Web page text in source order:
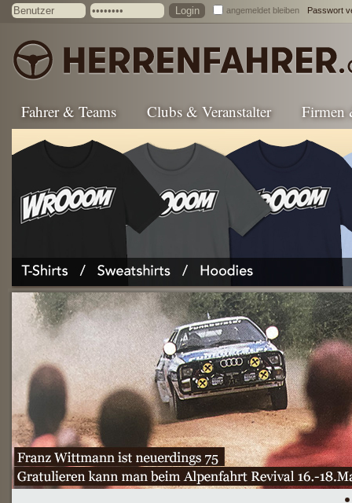
angemeldet bleiben Passwort
Fahrer & Teams Clubs & Veranstalter Firmen